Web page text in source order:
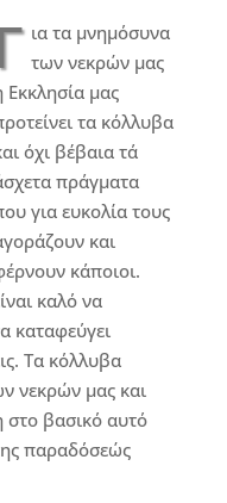
ια τα μνημόσυνα
των νεκρών μας
Εκκλησία μας
τα κόλλυβα
όχι βέβαια τά
πράγματα
για ευκολία τους
και
κάποιοι.
καλό να
καταφεύγει
Τα κόλλυβα
νεκρών μας και
στο βασικό αυτό
παραδόσεώς